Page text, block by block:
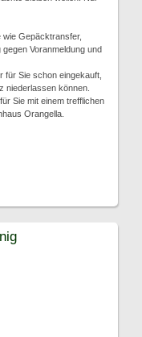
Gepäcktransfer,
Voranmeldung und
für Sie schon eingekauft,
niederlassen können.
Sie mit einem trefflichen
Orangella.